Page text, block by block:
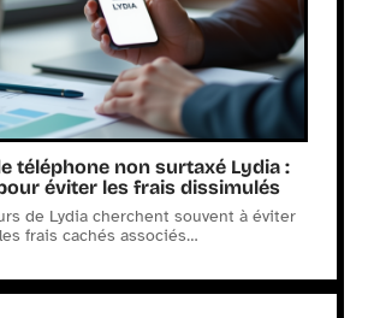
téléphone non surtaxé Lydia :
éviter les frais dissimulés
de Lydia cherchent souvent à éviter
les frais cachés associés…